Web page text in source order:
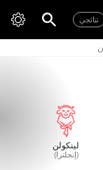
نتائجي
لينكولن
(إنجلترا)